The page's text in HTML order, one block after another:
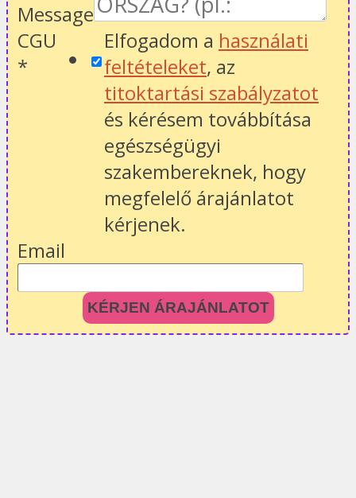
Message
CGU
*
Elfogadom a használati
feltételeket, az
titoktartási szabályzatot
és kérésem továbbítása
egészségügyi
szakembereknek, hogy
megfelelő árajánlatot
kérjenek.
Email
KÉRJEN ÁRAJÁNLATOT